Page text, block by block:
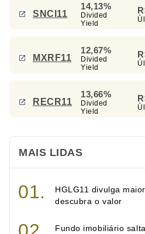
SNCI11
14,13%
Divided
Yield
MXRF11
12,67%
Divided
Yield
RECR11
13,66%
Divided
Yield
MAIS LIDAS
HGLG11 divulga
descubra o valor
Fundo imobiliário